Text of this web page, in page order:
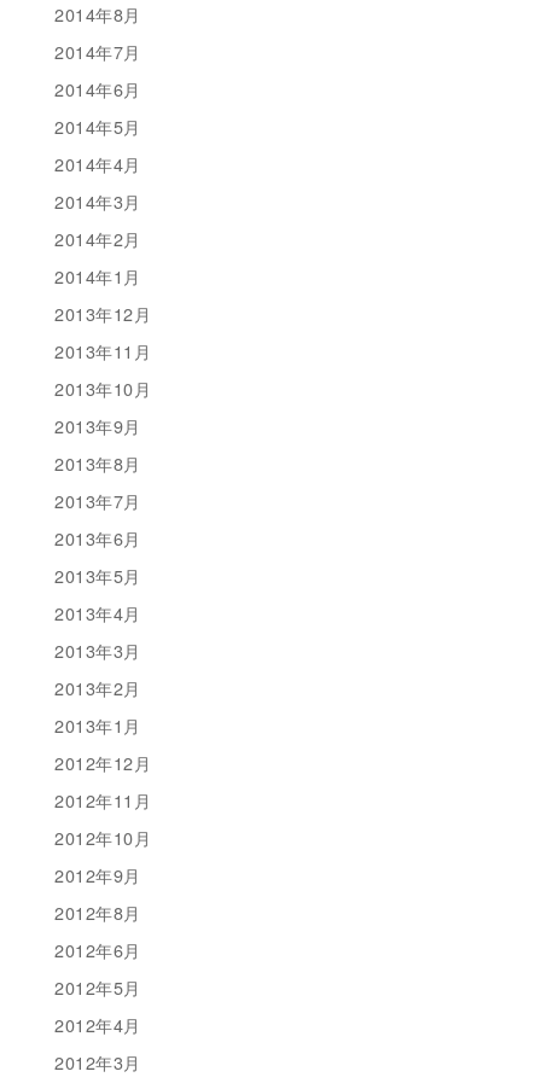
2014年8月
2014年7月
2014年6月
2014年5月
2014年4月
2014年3月
2014年2月
2014年1月
2013年12月
2013年11月
2013年10月
2013年9月
2013年8月
2013年7月
2013年6月
2013年5月
2013年4月
2013年3月
2013年2月
2013年1月
2012年12月
2012年11月
2012年10月
2012年9月
2012年8月
2012年6月
2012年5月
2012年4月
2012年3月